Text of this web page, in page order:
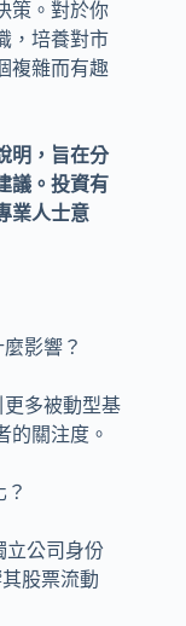
策。對於你
，培養對市
複雜而有趣
明，旨在分
議。投資有
業人士意
影響？
更多被動型基
的關注度。
？
立公司身份
股票流動